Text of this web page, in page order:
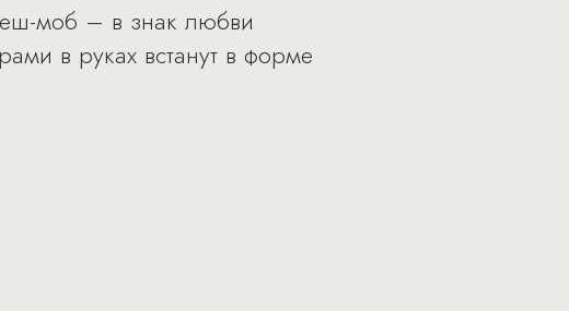
моб – в знак любви
в руках встанут в форме